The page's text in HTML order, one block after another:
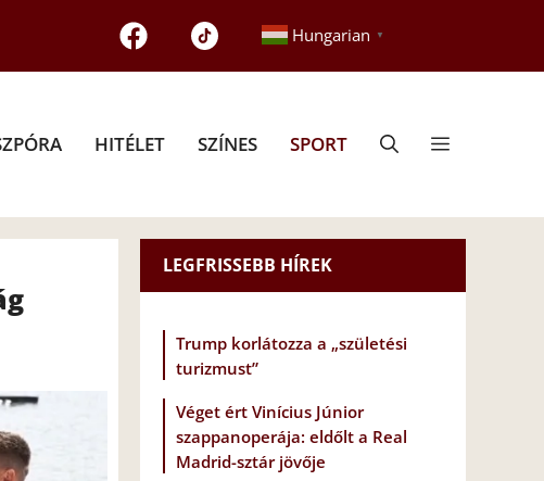
Hungarian ▼
HITÉLET SZÍNES SPORT
LEGFRISSEBB HÍREK
Trump korlátozza a „születési
turizmust”
Véget ért Vinícius Júnior
szappanoperája: eldőlt a Real
Madrid-sztár jövője